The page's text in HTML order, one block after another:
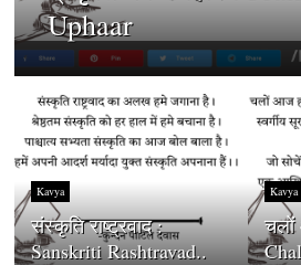
Uphaar
Kavya
संस्कृति राष्ट्रवाद :
Sanskriti Rashtravad..
Kavya